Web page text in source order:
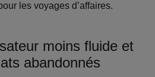
les voyages d’affaires.
moins fluide et
abandonnés